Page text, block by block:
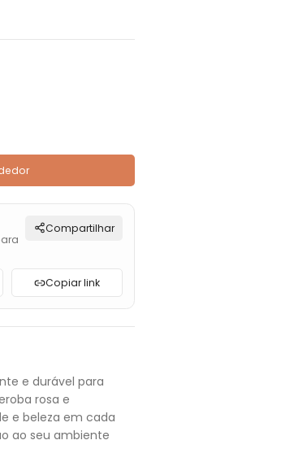
Compartilhar
Copiar link
e durável para
rosa e
e beleza em cada
ao seu ambiente